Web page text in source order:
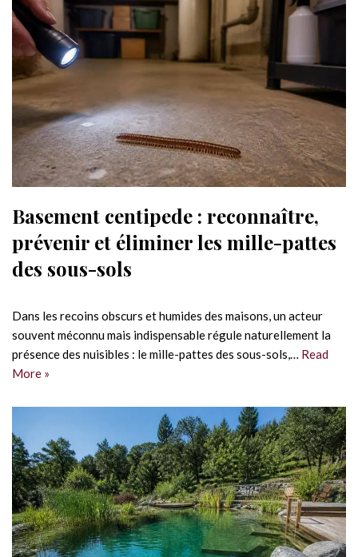
Basement centipede : reconnaître,
prévenir et éliminer les mille-pattes
des sous-sols
Dans les recoins obscurs et humides des maisons, un acteur
souvent méconnu mais indispensable régule naturellement la
présence des nuisibles : le mille-pattes des sous-sols,… Read
More »